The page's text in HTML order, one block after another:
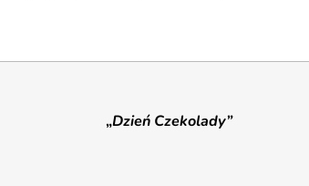
„Dzień Czekolady”